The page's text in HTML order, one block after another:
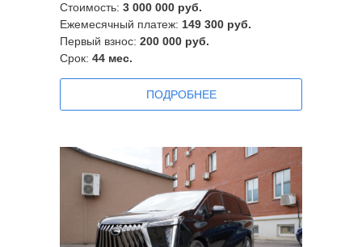
Стоимость: 3 000 000 руб.
Ежемесячный платеж: 149 300 руб.
Первый взнос: 200 000 руб.
Срок: 44 мес.
ПОДРОБНЕЕ